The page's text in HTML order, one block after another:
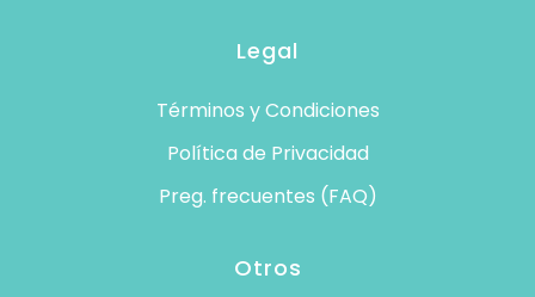
Legal
Términos y Condiciones
Política de Privacidad
Preg. frecuentes (FAQ)
Otros